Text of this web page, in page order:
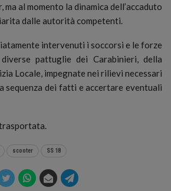
al momento la dinamica dell’accaduto
dalle autorità competenti.
intervenuti i soccorsi e le forze
diverse pattuglie dei Carabinieri, della
Locale, impegnate nei rilievi necessari
sequenza dei fatti e accertare eventuali
scooter SS 18